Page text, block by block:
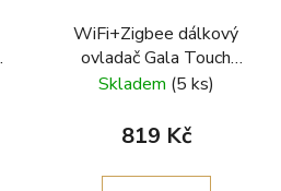
WiFi+Zigbee dálkový
ovladač Gala Touch
pětitlačítkový
Skladem (5 ks)
819 Kč